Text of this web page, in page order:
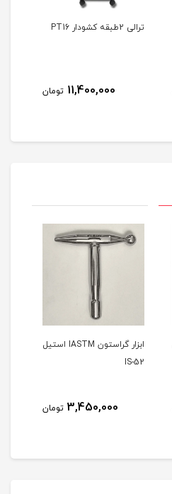
ترالی 2طبقه کشودار PT16
11,400,000 تومان
ابزار گراستون IASTM استیل
IS-52
3,450,000 تومان